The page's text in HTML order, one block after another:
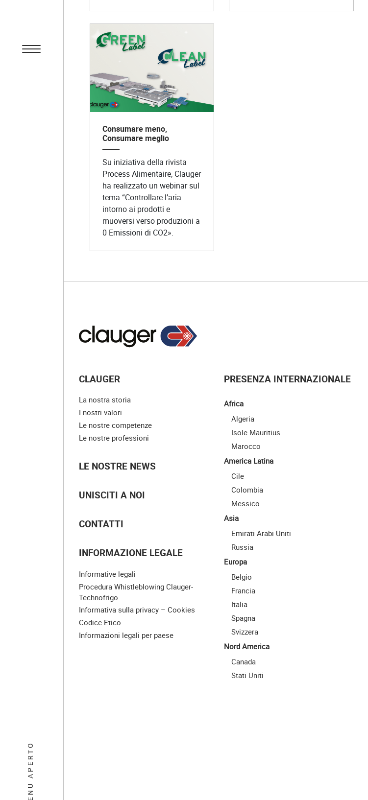
MENU APERTO
Consumare meno,
Consumare meglio
Su iniziativa della rivista
Process Alimentaire, Clauger
ha realizzato un webinar sul
tema “Controllare l’aria
intorno ai prodotti e
muoversi verso produzioni a
0 Emissioni di CO2».
CLAUGER
La nostra storia
I nostri valori
Le nostre competenze
Le nostre professioni
LE NOSTRE NEWS
UNISCITI A NOI
CONTATTI
INFORMAZIONE LEGALE
Informative legali
Procedura Whistleblowing Clauger-
Technofrigo
Informativa sulla privacy – Cookies
Codice Etico
Informazioni legali per paese
PRESENZA INTERNAZIONALE
Africa
Algeria
Isole Mauritius
Marocco
America Latina
Cile
Colombia
Messico
Asia
Emirati Arabi Uniti
Russia
Europa
Belgio
Francia
Italia
Spagna
Svizzera
Nord America
Canada
Stati Uniti